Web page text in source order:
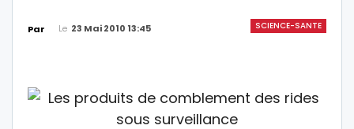
SCIENCE-SANTE
Par Le 23 Mai 2010 13:45